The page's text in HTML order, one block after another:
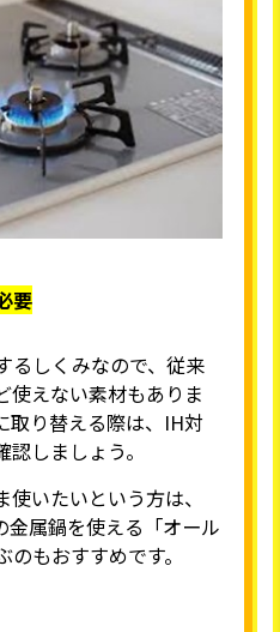
要
るしくみなので、従来
使えない素材もありま
取り替える際は、IH対
しましょう。
いたいという方は、
金属鍋を使える「オール
もおすすめです。